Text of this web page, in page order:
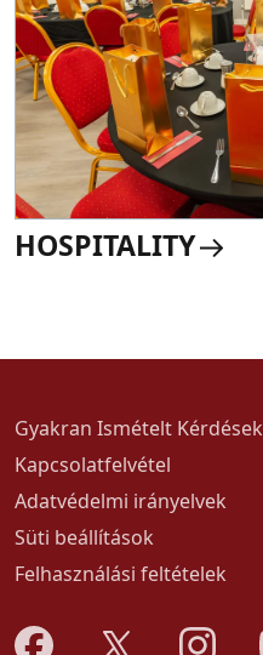
HOSPITALITY
Gyakran Ismételt Kérdések
Kapcsolatfelvétel
Adatvédelmi irányelvek
Süti beállítások
Felhasználási feltételek